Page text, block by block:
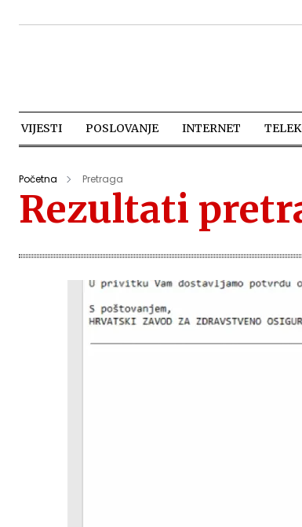
VIJESTI POSLOVANJE INTERNET
Početna Pretraga
Rezultati